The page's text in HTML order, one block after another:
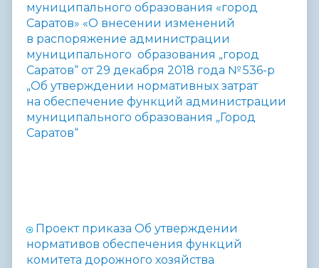
муниципального образования «город
Саратов» «О внесении изменений
в распоряжение администрации
муниципального образования „город
Саратов“ от 29 декабря 2018 года № 536-р
„Об утверждении нормативных затрат
на обеспечение функций администрации
муниципального образования „Город
Саратов“
Проект приказа Об утверждении
нормативов обеспечения функций
комитета дорожного хозяйства